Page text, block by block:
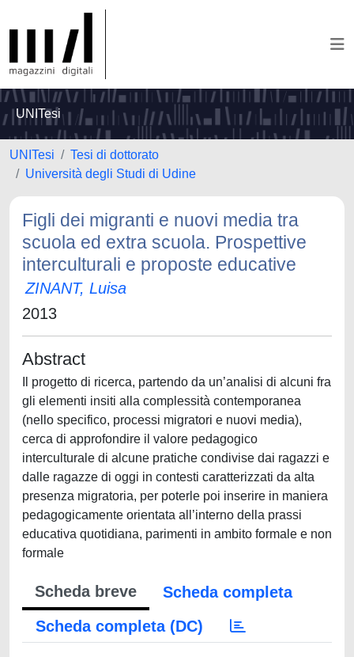
UNITesi
UNITesi
Tesi di dottorato
Università degli Studi di Udine
Figli dei migranti e nuovi media tra
scuola ed extra scuola. Prospettive
interculturali e proposte educative
ZINANT, Luisa
2013
Abstract
Il progetto di ricerca, partendo da un’analisi di alcuni fra
gli elementi insiti alla complessità contemporanea
(nello specifico, processi migratori e nuovi media),
cerca di approfondire il valore pedagogico
interculturale di alcune pratiche condivise dai ragazzi e
dalle ragazze di oggi in contesti caratterizzati da alta
presenza migratoria, per poterle poi inserire in maniera
pedagogicamente orientata all’interno della prassi
educativa quotidiana, parimenti in ambito formale e non
formale
Scheda breve
Scheda completa
Scheda completa (DC)